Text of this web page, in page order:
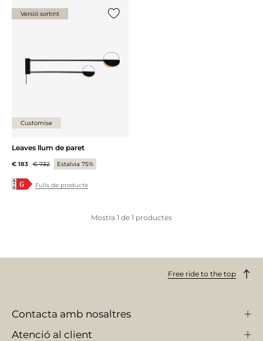
Versió sortint
Customise
Leaves llum de paret
€ 183 € 732 Estalvia 75%
Fulls de producte
Mostra 1 de 1 productes
Free ride to the top
Contacta amb nosaltres
Atenció al client